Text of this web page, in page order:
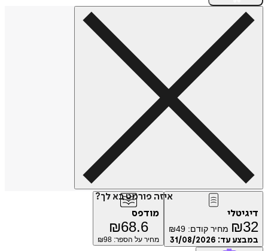
איזה פורמט בא לך?
₪ מחיר קודם: ₪49
עד:31/08/2026
מודפס
₪68.6
מחיר על הספר: ₪98